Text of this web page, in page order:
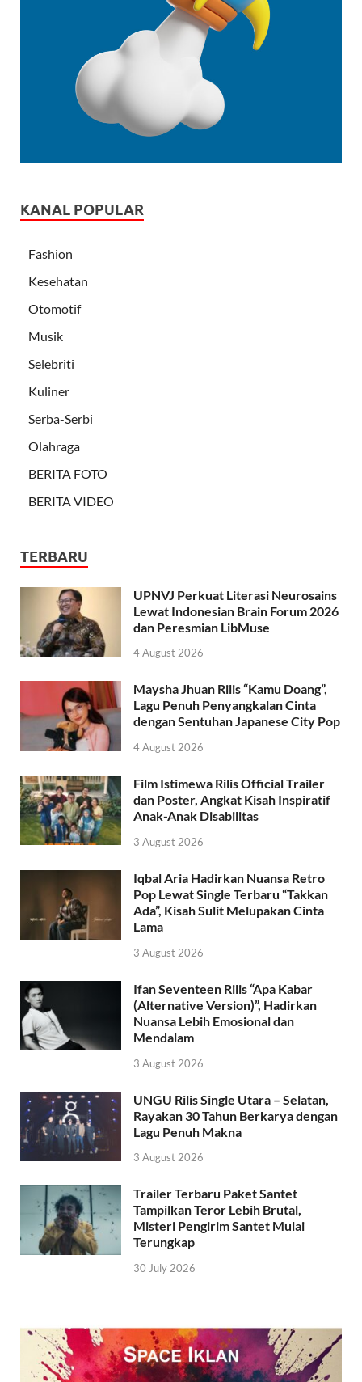
KANAL POPULAR
Fashion
Kesehatan
Otomotif
Musik
Selebriti
Kuliner
Serba-Serbi
Olahraga
BERITA FOTO
BERITA VIDEO
TERBARU
UPNVJ Perkuat Literasi Neurosains
Lewat Indonesian Brain Forum 2026
dan Peresmian LibMuse
4 August 2026
Maysha Jhuan Rilis “Kamu Doang”,
Lagu Penuh Penyangkalan Cinta
dengan Sentuhan Japanese City Pop
4 August 2026
Film Istimewa Rilis Official Trailer
dan Poster, Angkat Kisah Inspiratif
Anak-Anak Disabilitas
3 August 2026
Iqbal Aria Hadirkan Nuansa Retro
Pop Lewat Single Terbaru “Takkan
Ada”, Kisah Sulit Melupakan Cinta
Lama
3 August 2026
Ifan Seventeen Rilis “Apa Kabar
(Alternative Version)”, Hadirkan
Nuansa Lebih Emosional dan
Mendalam
3 August 2026
UNGU Rilis Single Utara – Selatan,
Rayakan 30 Tahun Berkarya dengan
Lagu Penuh Makna
3 August 2026
Trailer Terbaru Paket Santet
Tampilkan Teror Lebih Brutal,
Misteri Pengirim Santet Mulai
Terungkap
30 July 2026